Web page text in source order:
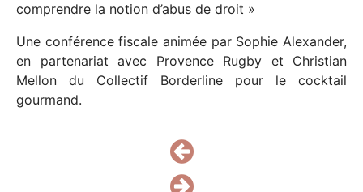
comprendre la notion d’abus de droit »
Une conférence fiscale animée par Sophie Alexander,
en partenariat avec Provence Rugby et Christian
Mellon du Collectif Borderline pour le cocktail
gourmand.